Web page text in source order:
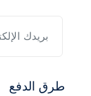
طرق الدفع